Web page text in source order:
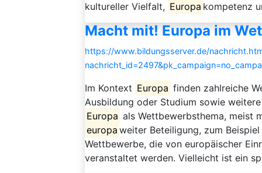
kultureller Vielfalt, Europa kompetenz
Macht mit! Europa im
https://www.bildungsserver.de/
Im Kontext Europa finden zahlreiche
Ausbildung oder Studium sowie
Europa als Wettbewerbsthema, meist
europa weiter Beteiligung, zum
Wettbewerbe, die von europäischer
veranstaltet werden. Vielleicht ist ein